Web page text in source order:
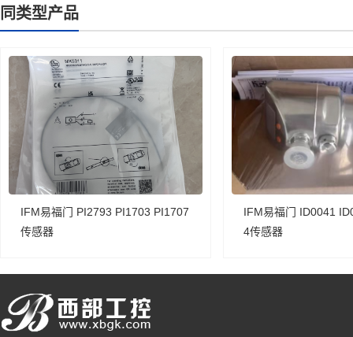
同类型产品
IFM易福门 PI2793 PI1703 PI1707
传感器
IFM易福门 ID0041
4传感器